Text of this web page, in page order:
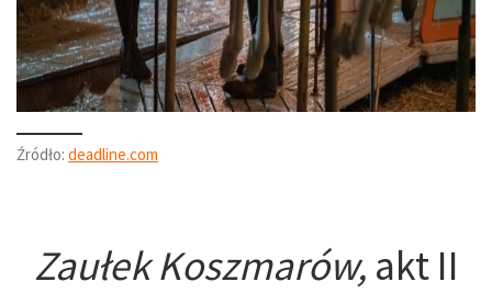
Źródło: deadline.com
Zaułek Koszmarów, akt II